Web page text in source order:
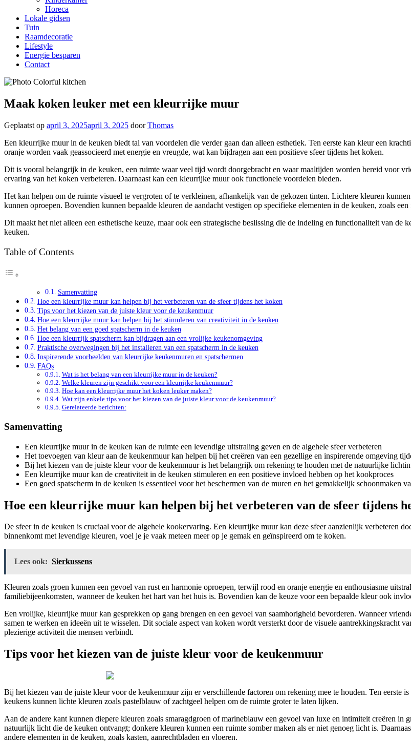
Horeca
Lokale gidsen
Tuin
Raamdecoratie
Lifestyle
Energie besparen
Contact
Maak koken leuker met een kleurrijke muur
Geplaatst op april 3, 2025april 3, 2025 doorThomas
Een kleurrijke muur in de keuken biedt tal van voordelen die verder gaan dan alleen esthetiek. Ten eerste kan kleur een
oranje worden vaak geassocieerd met energie en vreugde, wat kan bijdragen aan een positieve sfeer tijdens het koken.
Dit is vooral belangrijk in de keuken, een ruimte waar veel tijd wordt doorgebracht en waar maaltijden worden bereid voor
ervaring van het koken verbeteren. Daarnaast kan een kleurrijke muur ook functionele voordelen bieden.
Het kan helpen om de ruimte visueel te vergroten of te verkleinen, afhankelijk van de gekozen tinten. Lichtere kleuren
kunnen oproepen. Bovendien kunnen bepaalde kleuren de aandacht vestigen op specifieke elementen in de keuken, zoals
Dit maakt het niet alleen een esthetische keuze, maar ook een strategische beslissing die de indeling en functionaliteit van de
keuken.
Table of Contents
Samenvatting
Hoe een kleurrijke muur kan helpen bij het verbeteren van de sfeer tijdens het koken
Tips voor het kiezen van de juiste kleur voor de keukenmuur
Hoe een kleurrijke muur kan helpen bij het stimuleren van creativiteit in de keuken
Het belang van een goed spatscherm in de keuken
Hoe een kleurrijk spatscherm kan bijdragen aan een vrolijke keukenomgeving
Praktische overwegingen bij het installeren van een spatscherm in de keuken
Inspirerende voorbeelden van kleurrijke keukenmuren en spatschermen
FAQs
Wat is het belang van een kleurrijke muur in de keuken?
Welke kleuren zijn geschikt voor een kleurrijke keukenmuur?
Hoe kan een kleurrijke muur het koken leuker maken?
Wat zijn enkele tips voor het kiezen van de juiste kleur voor de keukenmuur?
Gerelateerde berichten:
Samenvatting
Een kleurrijke muur in de keuken kan de ruimte een levendige uitstraling geven en de algehele sfeer verbeteren
Het toevoegen van kleur aan de keukenmuur kan helpen bij het creëren van een gezellige en inspirerende omgeving
Bij het kiezen van de juiste kleur voor de keukenmuur is het belangrijk om rekening te houden met de natuurlijke
Een kleurrijke muur kan de creativiteit in de keuken stimuleren en een positieve invloed hebben op het kookproces
Een goed spatscherm in de keuken is essentieel voor het beschermen van de muren en het gemakkelijk schoonmaken
Hoe een kleurrijke muur kan helpen bij het verbeteren van de sfeer tijdens
De sfeer in de keuken is cruciaal voor de algehele kookervaring. Een kleurrijke muur kan deze sfeer aanzienlijk verbeteren
binnenkomt met levendige kleuren, voel je je vaak meteen meer op je gemak en geïnspireerd om te koken.
Lees ook: Sierkussens
Kleuren zoals groen kunnen een gevoel van rust en harmonie oproepen, terwijl rood en oranje energie en enthousiasme
familiebijeenkomsten, wanneer de keuken het hart van het huis is. Bovendien kan de keuze voor een bepaalde kleur ook
Een vrolijke, kleurrijke muur kan gesprekken op gang brengen en een gevoel van saamhorigheid bevorderen. Wanneer
samen te werken en ideeën uit te wisselen. Dit sociale aspect van koken wordt versterkt door de visuele aantrekkingskracht
plezierige activiteit die mensen verbindt.
Tips voor het kiezen van de juiste kleur voor de keukenmuur
Bij het kiezen van de juiste kleur voor de keukenmuur zijn er verschillende factoren om rekening mee te houden. Ten eerste
keukens kunnen lichte kleuren zoals pastelblauw of zachtgeel helpen om de ruimte groter te laten lijken.
Aan de andere kant kunnen diepere kleuren zoals smaragdgroen of marineblauw een gevoel van luxe en intimiteit creëren
natuurlijk licht die de keuken ontvangt; donkere kleuren kunnen een ruimte somber maken als er niet genoeg licht is.
andere elementen in de keuken, zoals kasten, aanrechtbladen en vloeren.